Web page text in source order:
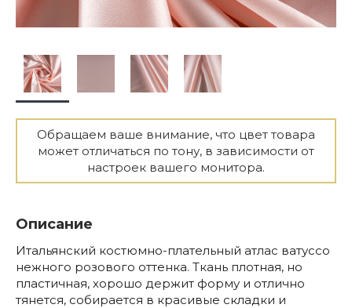
Обращаем ваше внимание, что цвет товара
может отличаться по тону, в зависимости от
настроек вашего монитора.
Описание
Итальянский костюмно-плательный атлас ватуссо
нежного розового оттенка. Ткань плотная, но
пластичная, хорошо держит форму и отлично
тянется, собирается в красивые складки и